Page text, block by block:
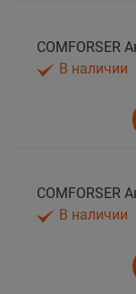
В наличии
В наличии